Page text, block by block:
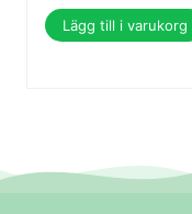
Lägg till i varukorg